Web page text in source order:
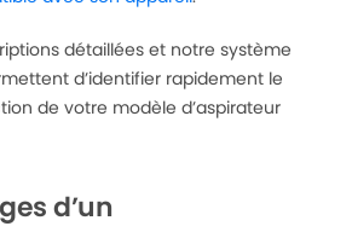
détaillées et notre système
d’identifier rapidement le
de votre modèle d’aspirateur
d’un